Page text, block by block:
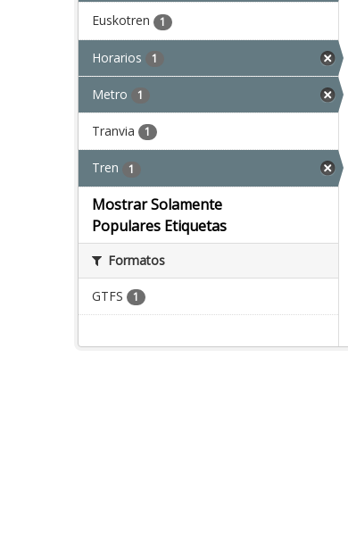
Euskotren 1
Horarios 1
Metro 1
Tranvia 1
Tren 1
Mostrar Solamente
Populares Etiquetas
Formatos
GTFS 1